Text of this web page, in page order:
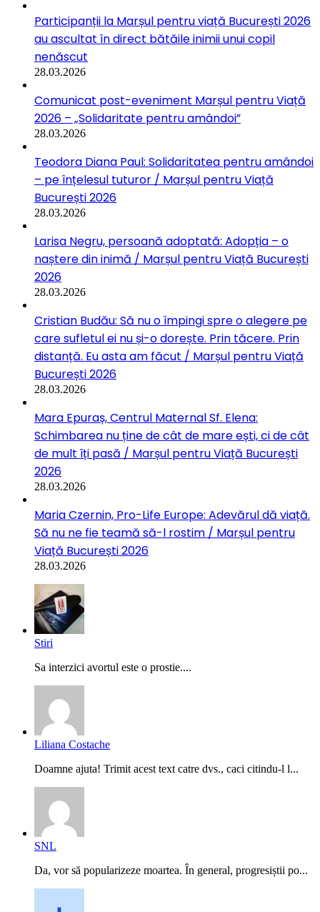
Participanții la Marșul pentru viață București 2026
au ascultat în direct bătăile inimii unui copil
nenăscut
28.03.2026
Comunicat post-eveniment Marșul pentru Viață
2026 – „Solidaritate pentru amândoi”
28.03.2026
Teodora Diana Paul: Solidaritatea pentru amândoi
– pe înțelesul tuturor / Marșul pentru Viață
București 2026
28.03.2026
Larisa Negru, persoană adoptată: Adopția – o
naștere din inimă / Marșul pentru Viață București
2026
28.03.2026
Cristian Budău: Să nu o împingi spre o alegere pe
care sufletul ei nu și-o dorește. Prin tăcere. Prin
distanță. Eu asta am făcut / Marșul pentru Viață
București 2026
28.03.2026
Mara Epuraș, Centrul Maternal Sf. Elena:
Schimbarea nu ține de cât de mare ești, ci de cât
de mult îți pasă / Marșul pentru Viață București
2026
28.03.2026
Maria Czernin, Pro-Life Europe: Adevărul dă viață.
Să nu ne fie teamă să-l rostim / Marșul pentru
Viață București 2026
28.03.2026
Stiri
Sa interzici avortul este o prostie....
Liliana Costache
Doamne ajuta! Trimit acest text catre dvs., caci citindu-l l...
SNL
Da, vor să popularizeze moartea. În general, progresiștii po...